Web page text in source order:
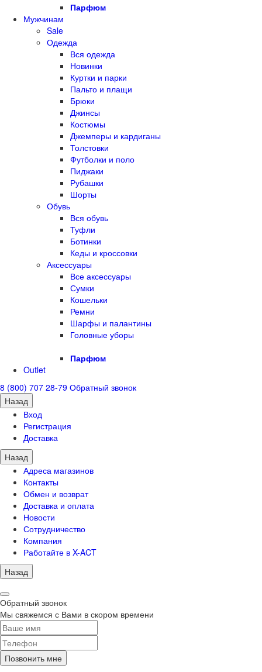
Парфюм
Мужчинам
Sale
Одежда
Вся одежда
Новинки
Куртки и парки
Пальто и плащи
Брюки
Джинсы
Костюмы
Джемперы и кардиганы
Толстовки
Футболки и поло
Пиджаки
Рубашки
Шорты
Обувь
Вся обувь
Туфли
Ботинки
Кеды и кроссовки
Аксессуары
Все аксессуары
Сумки
Кошельки
Ремни
Шарфы и палантины
Головные уборы
Парфюм
Outlet
8 (800) 707 28-79 Обратный звонок
Назад
Вход
Регистрация
Доставка
Назад
Адреса магазинов
Контакты
Обмен и возврат
Доставка и оплата
Новости
Сотрудничество
Компания
Работайте в X-ACT
Назад
Обратный звонок
Мы свяжемся с Вами в скором времени
Позвонить мне